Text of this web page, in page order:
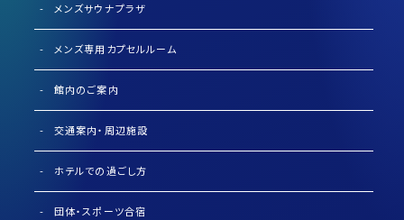
メンズサウナプラザ
メンズ専用カプセルルーム
館内のご案内
交通案内・周辺施設
ホテルでの過ごし方
団体・スポーツ合宿